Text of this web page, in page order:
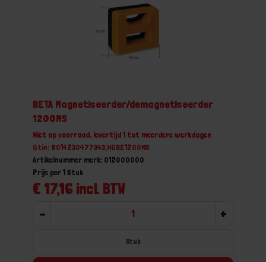
BETA Magnetiseerder/demagnetiseerder
1200MS
Niet op voorraad, levertijd 1 tot meerdere werkdagen
Gtin: 8014230477343,HGBE1200MS
Artikelnummer merk: 012000000
€ 17,16 incl. BTW
Prijs per 1 Stuk
- +
Stuk